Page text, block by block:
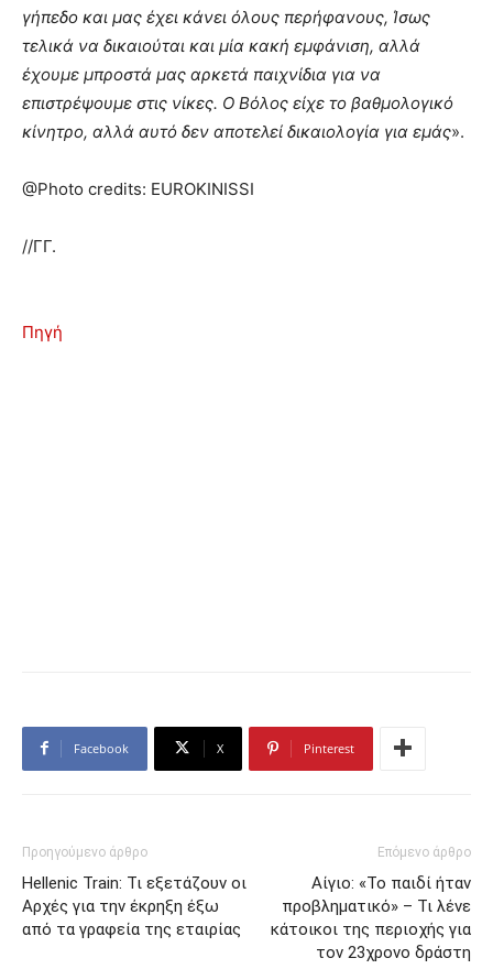
γήπεδο και μας έχει κάνει όλους περήφανους, Ίσως
τελικά να δικαιούται και μία κακή εμφάνιση, αλλά
έχουμε μπροστά μας αρκετά παιχνίδια για να
επιστρέψουμε στις νίκες. Ο Βόλος είχε το βαθμολογικό
κίνητρο, αλλά αυτό δεν αποτελεί δικαιολογία για εμάς».
@Photo credits: EUROKINISSI
//ΓΓ.
Πηγή
Facebook X Pinterest
Προηγούμενο άρθρο
Hellenic Train: Τι εξετάζουν οι
Αρχές για την έκρηξη έξω
από τα γραφεία της εταιρίας
Επόμενο άρθρο
Αίγιο: «Το παιδί ήταν
προβληματικό» – Τι λένε
κάτοικοι της περιοχής για
τον 23χρονο δράστη